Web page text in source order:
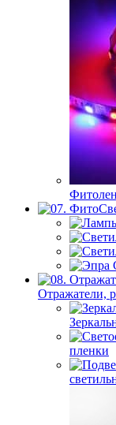
Отражатели,
пленки